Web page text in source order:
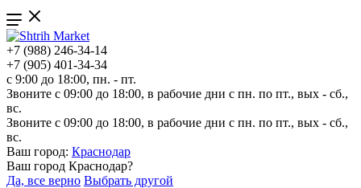
+7 (988) 246-34-14
+7 (905) 401-34-34
с 9:00 до 18:00, пн. - пт.
Звоните с 09:00 до 18:00, в рабочие дни с пн. по пт., вых - сб.,
вс.
Звоните с 09:00 до 18:00, в рабочие дни с пн. по пт., вых - сб.,
вс.
Ваш город: Краснодар
Ваш город Краснодар?
Да, все верно Выбрать другой